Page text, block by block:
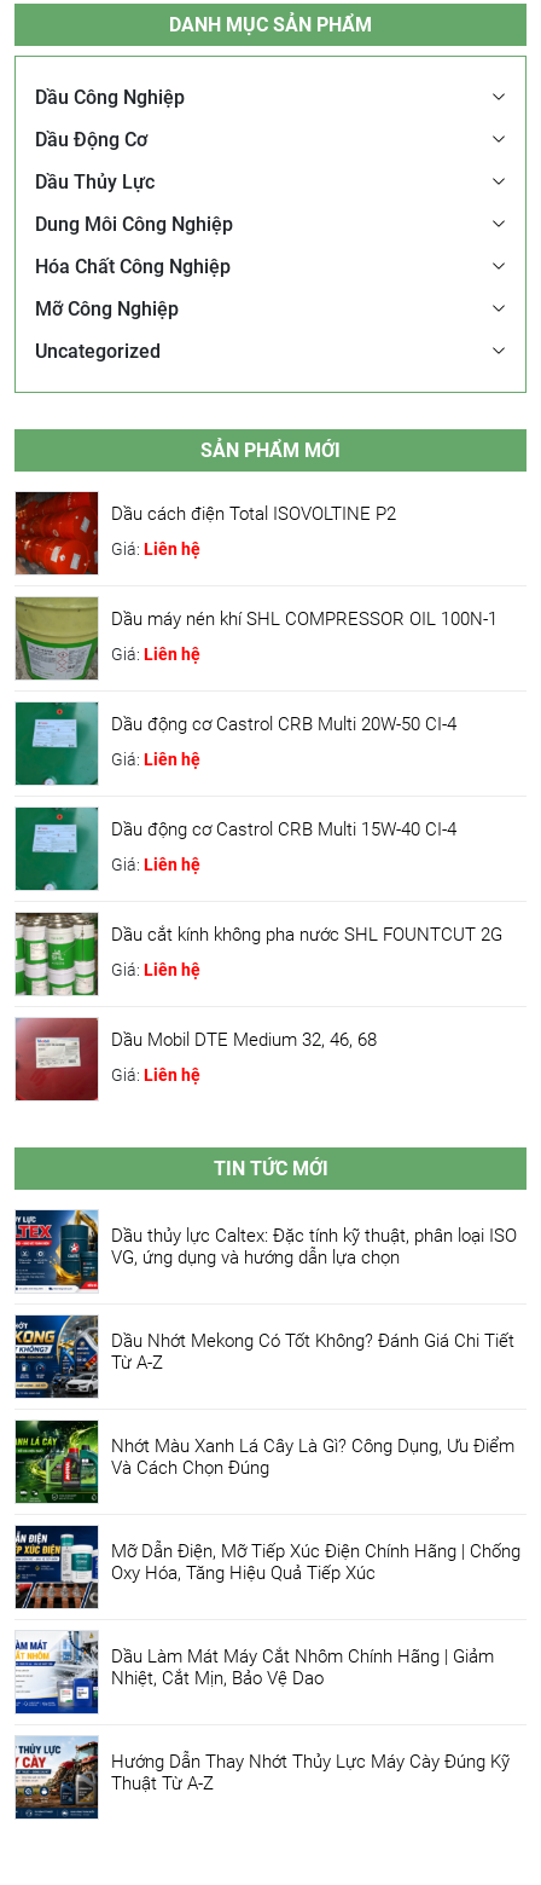
DANH MỤC SẢN PHẨM
Dầu Công Nghiệp
Dầu Động Cơ
Dầu Thủy Lực
Dung Môi Công Nghiệp
Hóa Chất Công Nghiệp
Mỡ Công Nghiệp
Uncategorized
SẢN PHẨM MỚI
Dầu cách điện Total ISOVOLTINE P2
Giá: Liên hệ
Dầu máy nén khí SHL COMPRESSOR OIL 100N-1
Giá: Liên hệ
Dầu động cơ Castrol CRB Multi 20W-50 CI-4
Giá: Liên hệ
Dầu động cơ Castrol CRB Multi 15W-40 CI-4
Giá: Liên hệ
Dầu cắt kính không pha nước SHL FOUNTCUT 2G
Giá: Liên hệ
Dầu Mobil DTE Medium 32, 46, 68
Giá: Liên hệ
TIN TỨC MỚI
Dầu thủy lực Caltex: Đặc tính kỹ thuật, phân loại ISO
VG, ứng dụng và hướng dẫn lựa chọn
Dầu Nhớt Mekong Có Tốt Không? Đánh Giá Chi Tiết
Từ A-Z
Nhớt Màu Xanh Lá Cây Là Gì? Công Dụng, Ưu Điểm
Và Cách Chọn Đúng
Mỡ Dẫn Điện, Mỡ Tiếp Xúc Điện Chính Hãng | Chống
Oxy Hóa, Tăng Hiệu Quả Tiếp Xúc
Dầu Làm Mát Máy Cắt Nhôm Chính Hãng | Giảm
Nhiệt, Cắt Mịn, Bảo Vệ Dao
Hướng Dẫn Thay Nhớt Thủy Lực Máy Cày Đúng Kỹ
Thuật Từ A-Z